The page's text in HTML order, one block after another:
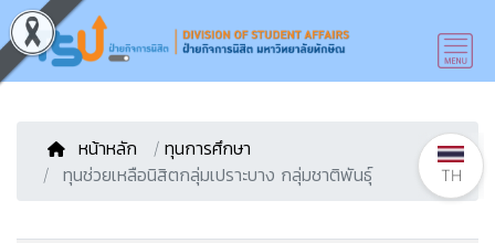
หน้าหลัก / ทุนการศึกษา
ทุนช่วยเหลือนิสิตกลุ่มเปราะบาง กลุ่มชาติพันธุ์
TH